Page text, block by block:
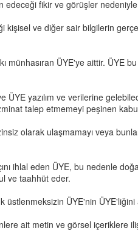
fikir ve görüşler
ve diğer sair bilgilerin
münhasıran ÜYE'ye aittir.
yazılım ve verilerine
talep etmemeyi peşinen
olarak ulaşmamayı veya
ihlal eden ÜYE, bu nedenle
ve taahhüt eder.
ÜYE'nin
ait metin ve görsel içeriklere